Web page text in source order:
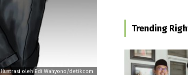
oleh Edi Wahyono/detikcom
Trending